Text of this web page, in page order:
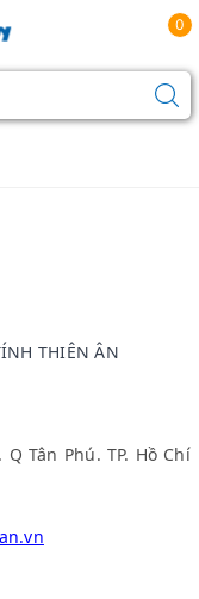
0
THIÊN ÂN
Tân Phú. TP. Hồ Chí